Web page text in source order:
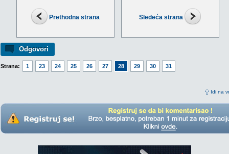
Prethodna strana Sledeća strana
Odgovori
Strana: 1 23 24 25 26 27 28 29 30 31
Idi na